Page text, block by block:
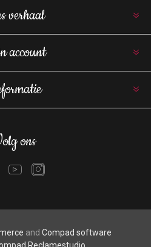
verhaal
account
ons
and Compad software